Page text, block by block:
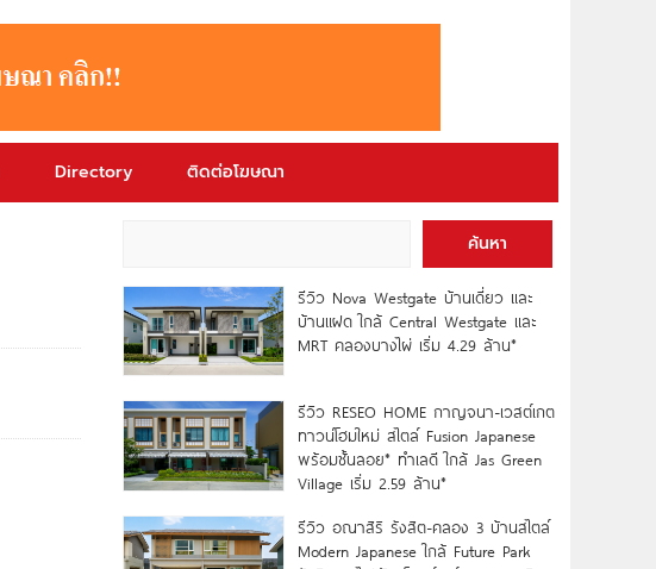
Directory ติดต่อโฆษณา
ค้นหา
รีวิว Nova Westgate บ้านเดี่ยว และ
บ้านแฝด ใกล้ Central Westgate และ
MRT คลองบางไผ่ เริ่ม 4.29 ล้าน*
รีวิว RESEO HOME กาญจนา-เวสต์เกต
ทาวน์โฮมใหม่ สไตล์ Fusion Japanese
พร้อมชั้นลอย* ทำเลดี ใกล้ Jas Green
Village เริ่ม 2.59 ล้าน*
รีวิว อณาสิริ รังสิต-คลอง 3 บ้านสไตล์
Modern Japanese ใกล้ Future Park